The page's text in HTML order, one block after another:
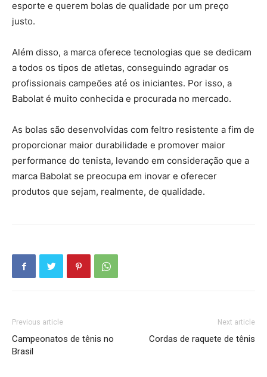
esporte e querem bolas de qualidade por um preço
justo.
Além disso, a marca oferece tecnologias que se dedicam
a todos os tipos de atletas, conseguindo agradar os
profissionais campeões até os iniciantes. Por isso, a
Babolat é muito conhecida e procurada no mercado.
As bolas são desenvolvidas com feltro resistente a fim de
proporcionar maior durabilidade e promover maior
performance do tenista, levando em consideração que a
marca Babolat se preocupa em inovar e oferecer
produtos que sejam, realmente, de qualidade.
Previous article
Campeonatos de tênis no
Brasil
Next article
Cordas de raquete de tênis